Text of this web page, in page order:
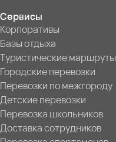
Сервисы
Корпоративы
Базы отдыха
Туристические маршруты
Городские перевозки
Перевозки по межгороду
Детские перевозки
Перевозка школьников
Доставка сотрудников